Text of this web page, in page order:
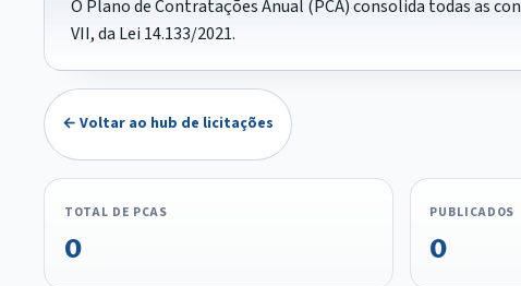
O Plano de Contratações Anual (PCA) consolida todas as
VII, da Lei 14.133/2021.
← Voltar ao hub de licitações
TOTAL DE PCAS
0
PUBLICADOS
0